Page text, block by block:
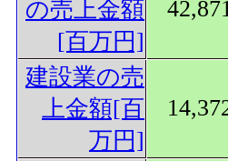
の売上金額
[百万円]
42,871
建設業の売
上金額[百
万円]